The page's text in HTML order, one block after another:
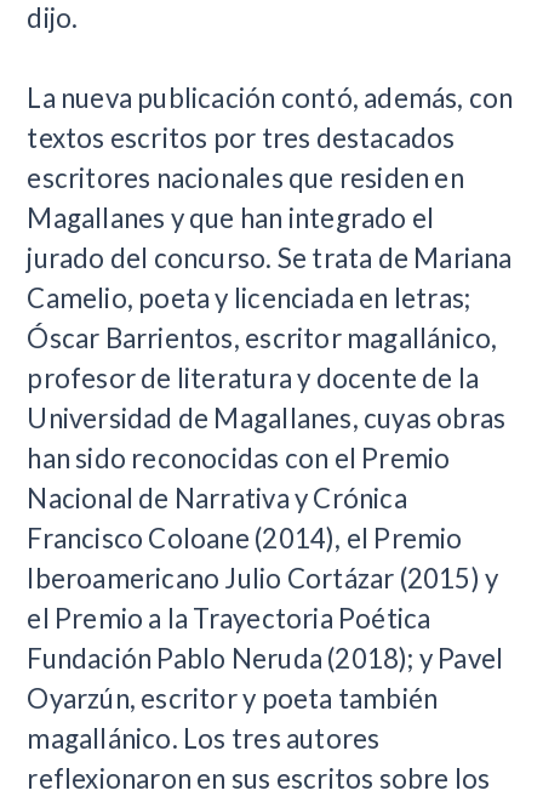
dijo.
La nueva publicación contó, además, con
textos escritos por tres destacados
escritores nacionales que residen en
Magallanes y que han integrado el
jurado del concurso. Se trata de Mariana
Camelio, poeta y licenciada en letras;
Óscar Barrientos, escritor magallánico,
profesor de literatura y docente de la
Universidad de Magallanes, cuyas obras
han sido reconocidas con el Premio
Nacional de Narrativa y Crónica
Francisco Coloane (2014), el Premio
Iberoamericano Julio Cortázar (2015) y
el Premio a la Trayectoria Poética
Fundación Pablo Neruda (2018); y Pavel
Oyarzún, escritor y poeta también
magallánico. Los tres autores
reflexionaron en sus escritos sobre los